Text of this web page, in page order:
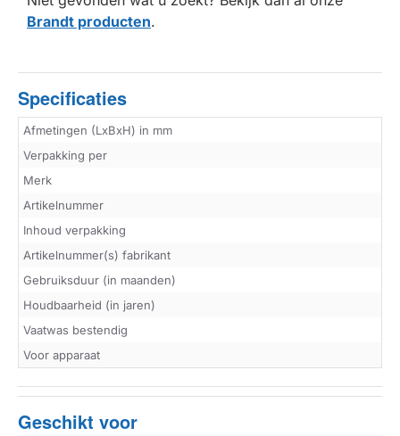
Brandt producten.
Specificaties
Afmetingen (LxBxH) in mm
Verpakking per
Merk
Artikelnummer
Inhoud verpakking
Artikelnummer(s) fabrikant
Gebruiksduur (in maanden)
Houdbaarheid (in jaren)
Vaatwas bestendig
Voor apparaat
Geschikt voor